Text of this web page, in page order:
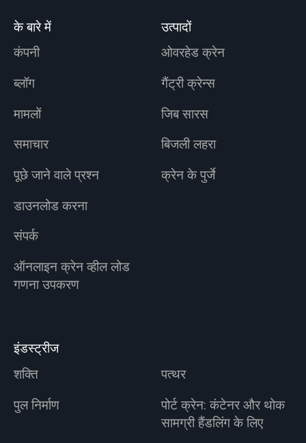
के बारे में
कंपनी
ब्लॉग
मामलों
समाचार
पूछे जाने वाले प्रश्न
डाउनलोड करना
संपर्क
ऑनलाइन क्रेन व्हील लोड
गणना उपकरण
उत्पादों
ओवरहेड क्रेन
गैंट्री क्रेन्स
जिब सारस
बिजली लहरा
क्रेन के पुर्जे
इंडस्ट्रीज
शक्ति
पत्थर
पुल निर्माण
पोर्ट क्रेन: कंटेनर और थोक
सामग्री हैंडलिंग के लिए